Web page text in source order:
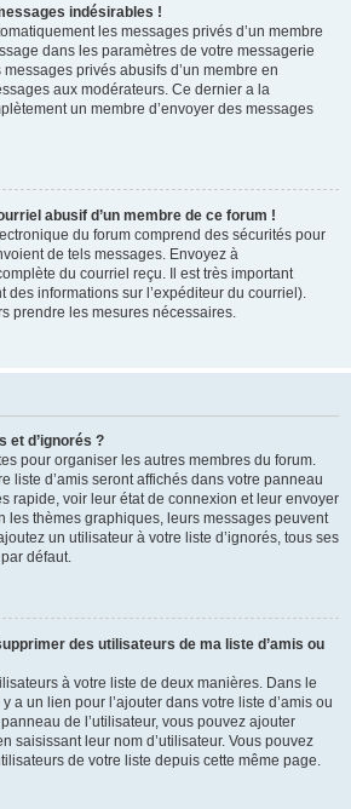
indésirables !
les messages privés d’un membre
dans les paramètres de votre messagerie
privés abusifs d’un membre en
aux modérateurs. Ce dernier a la
un membre d’envoyer des messages
abusif d’un membre de ce forum !
du forum comprend des sécurités pour
de tels messages. Envoyez à
du courriel reçu. Il est très important
des informations sur l’expéditeur du courriel).
prendre les mesures nécessaires.
et d’ignorés ?
pour organiser les autres membres du forum.
liste d’amis seront affichés dans votre panneau
rapide, voir leur état de connexion et leur envoyer
les thèmes graphiques, leurs messages peuvent
un utilisateur à votre liste d’ignorés, tous ses
défaut.
des utilisateurs de ma liste d’amis ou
à votre liste de deux manières. Dans le
a un lien pour l’ajouter dans votre liste d’amis ou
de l’utilisateur, vous pouvez ajouter
saisissant leur nom d’utilisateur. Vous pouvez
de votre liste depuis cette même page.